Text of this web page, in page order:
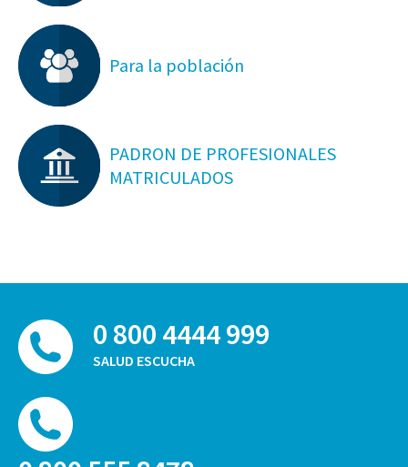
Para la población
PADRON DE PROFESIONALES
MATRICULADOS
0 800 4444 999
SALUD ESCUCHA